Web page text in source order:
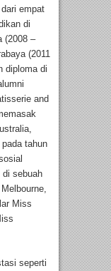
empat
di
(2008 –
(2011
diploma di
and
tahun
di sebuah
Miss
seperti